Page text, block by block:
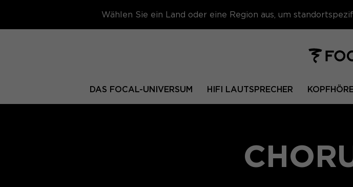
Wählen Sie ein Land oder eine Region aus, um
DAS FOCAL-UNIVERSUM HIFI LAUTSPRECHER